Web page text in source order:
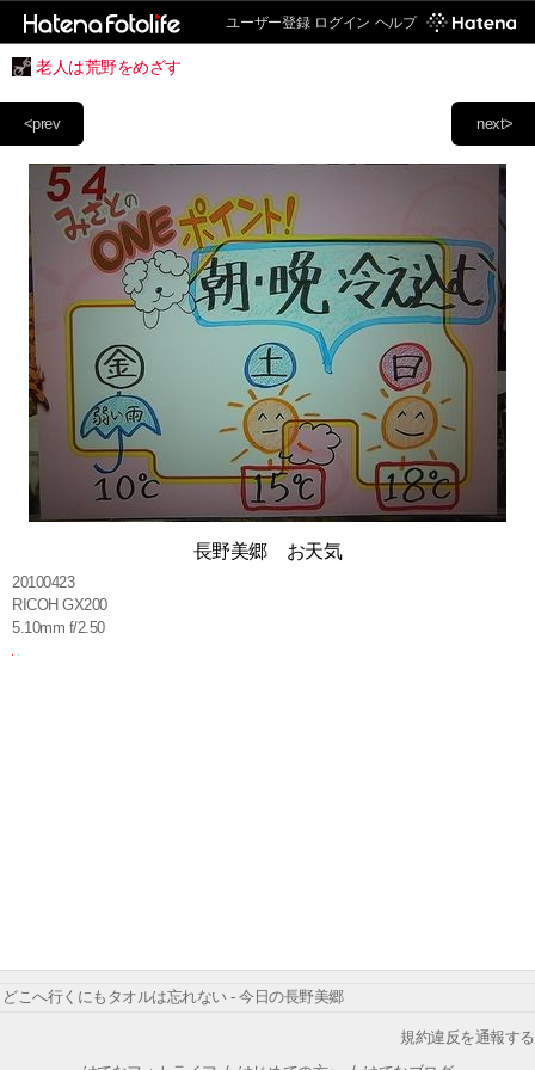
ユーザー登録 ログイン ヘルプ
老人は荒野をめざす
next>
<prev
長野美郷 お天気
20100423
RICOH GX200
5.10mm f/2.50
どこへ行くにもタオルは忘れない - 今日の長野美郷
規約違反を通報する